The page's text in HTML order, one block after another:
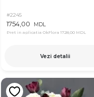
#2245
1754,00 MDL
Pret in aplicatia OkFlora 1728,00 MDL
Vezi detalii